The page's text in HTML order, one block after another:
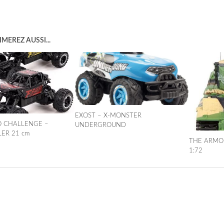
AUSSI...
CHALLENGE –
21 cm
EXOST – X-MONSTER
UNDERGROUND
THE
1:72